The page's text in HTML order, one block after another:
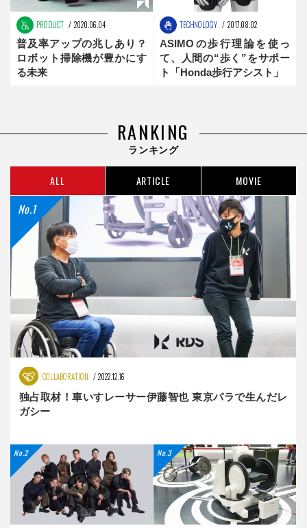
PRODUCT 2020.06.04
普及率アップの兆しあり？
ロボット掃除機が豊かにす
る未来
TECHNOLOGY 2017.08.02
ASIMOの歩行理論を使っ
て、人間の“歩く”をサポー
ト「Honda歩行アシスト」
RANKING
ランキング
ALL ARTICLE MOVIE
COLLABORATION 2022.12.16
独占取材！車いすレーサー伊藤智也 東京パラで生んだレ
ガシー